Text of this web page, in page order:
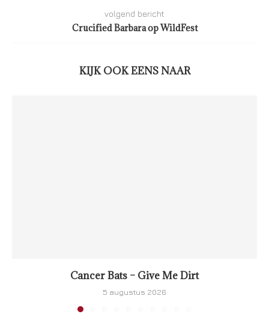
volgend bericht
Crucified Barbara op WildFest
KIJK OOK EENS NAAR
Cancer Bats – Give Me Dirt
5 augustus 2026